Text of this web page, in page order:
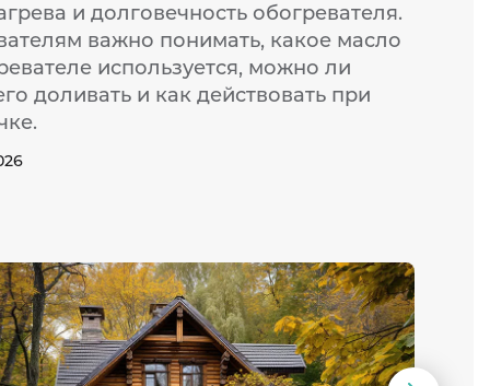
и долговечность обогревателя.
важно понимать, какое масло
используется, можно ли
доливать и как действовать при